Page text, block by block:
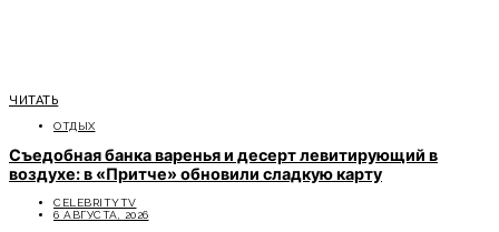
ЧИТАТЬ
ОТДЫХ
Съедобная банка варенья и десерт левитирующий в
воздухе: в «Притче» обновили сладкую карту
CELEBRITYTV
6 АВГУСТА, 2026